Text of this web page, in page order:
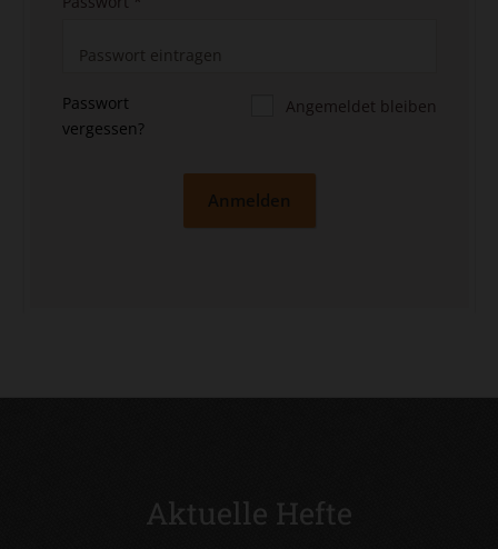
Passwort
vergessen?
Angemeldet bleiben
Anmelden
Aktuelle Hefte